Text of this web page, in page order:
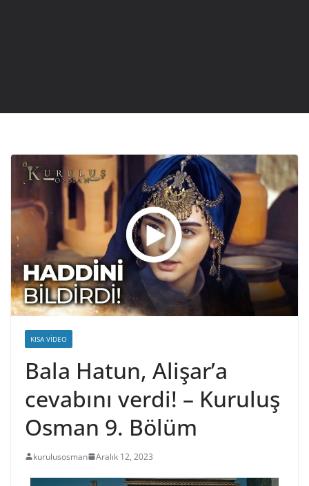
KISA VIDEO
Bala Hatun, Alişar’a
cevabını verdi! – Kuruluş
Osman 9. Bölüm
kurulusosman Aralık 12, 2023